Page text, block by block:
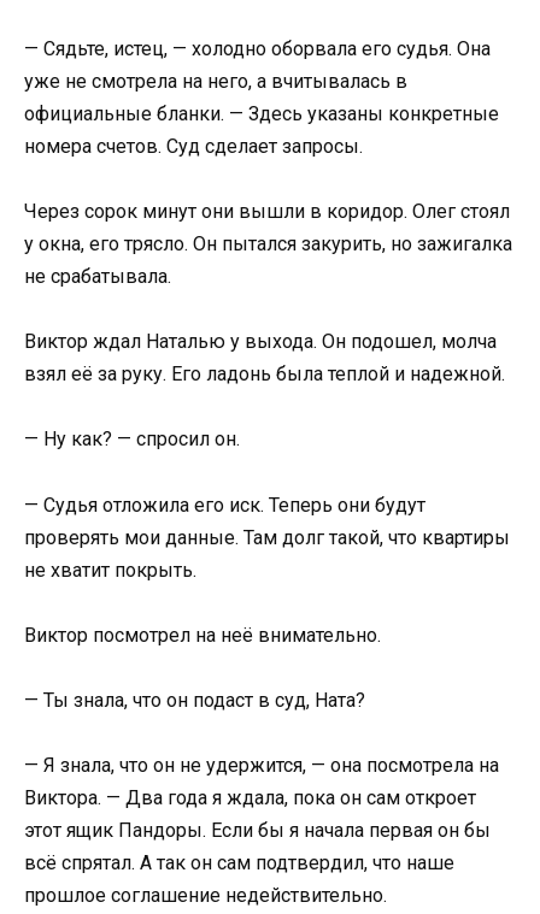
— Сядьте, истец, — холодно оборвала его судья. Она
уже не смотрела на него, а вчитывалась в
официальные бланки. — Здесь указаны конкретные
номера счетов. Суд сделает запросы.
Через сорок минут они вышли в коридор. Олег стоял
у окна, его трясло. Он пытался закурить, но зажигалка
не срабатывала.
Виктор ждал Наталью у выхода. Он подошел, молча
взял её за руку. Его ладонь была теплой и надежной.
— Ну как? — спросил он.
— Судья отложила его иск. Теперь они будут
проверять мои данные. Там долг такой, что квартиры
не хватит покрыть.
Виктор посмотрел на неё внимательно.
— Ты знала, что он подаст в суд, Ната?
— Я знала, что он не удержится, — она посмотрела на
Виктора. — Два года я ждала, пока он сам откроет
этот ящик Пандоры. Если бы я начала первая он бы
всё спрятал. А так он сам подтвердил, что наше
прошлое соглашение недействительно.